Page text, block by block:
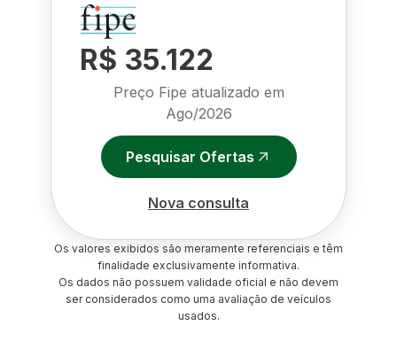
R$ 35.122
Preço Fipe atualizado em
Ago/2026
Pesquisar Ofertas
Nova consulta
Os valores exibidos são meramente referenciais e têm
finalidade exclusivamente informativa.
Os dados não possuem validade oficial e não devem
ser considerados como uma avaliação de veículos
usados.